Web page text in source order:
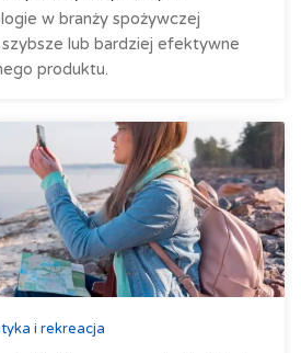
w branży spożywczej
lub bardziej efektywne
produktu.
i rekreacja